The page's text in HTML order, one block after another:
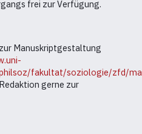
frei zur Verfügung.
Manuskriptgestaltung
fakultat/soziologie/zfd/
gerne zur